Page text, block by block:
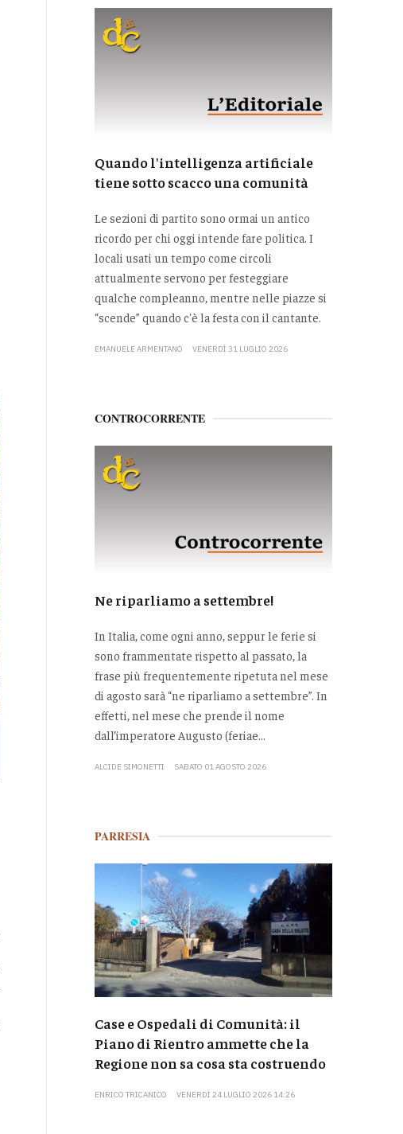
Quando l'intelligenza artificiale
tiene sotto scacco una comunità
Le sezioni di partito sono ormai un antico
ricordo per chi oggi intende fare politica. I
locali usati un tempo come circoli
attualmente servono per festeggiare
qualche compleanno, mentre nelle piazze si
“scende” quando c'è la festa con il cantante.
EMANUELE ARMENTANO VENERDÌ 31 LUGLIO 2026
CONTROCORRENTE
Ne riparliamo a settembre!
In Italia, come ogni anno, seppur le ferie si
sono frammentate rispetto al passato, la
frase più frequentemente ripetuta nel mese
di agosto sarà “ne riparliamo a settembre”. In
effetti, nel mese che prende il nome
dall’imperatore Augusto (feriae...
ALCIDE SIMONETTI SABATO 01 AGOSTO 2026
PARRESIA
Case e Ospedali di Comunità: il
Piano di Rientro ammette che la
Regione non sa cosa sta costruendo
ENRICO TRICANICO VENERDÌ 24 LUGLIO 2026 14:26